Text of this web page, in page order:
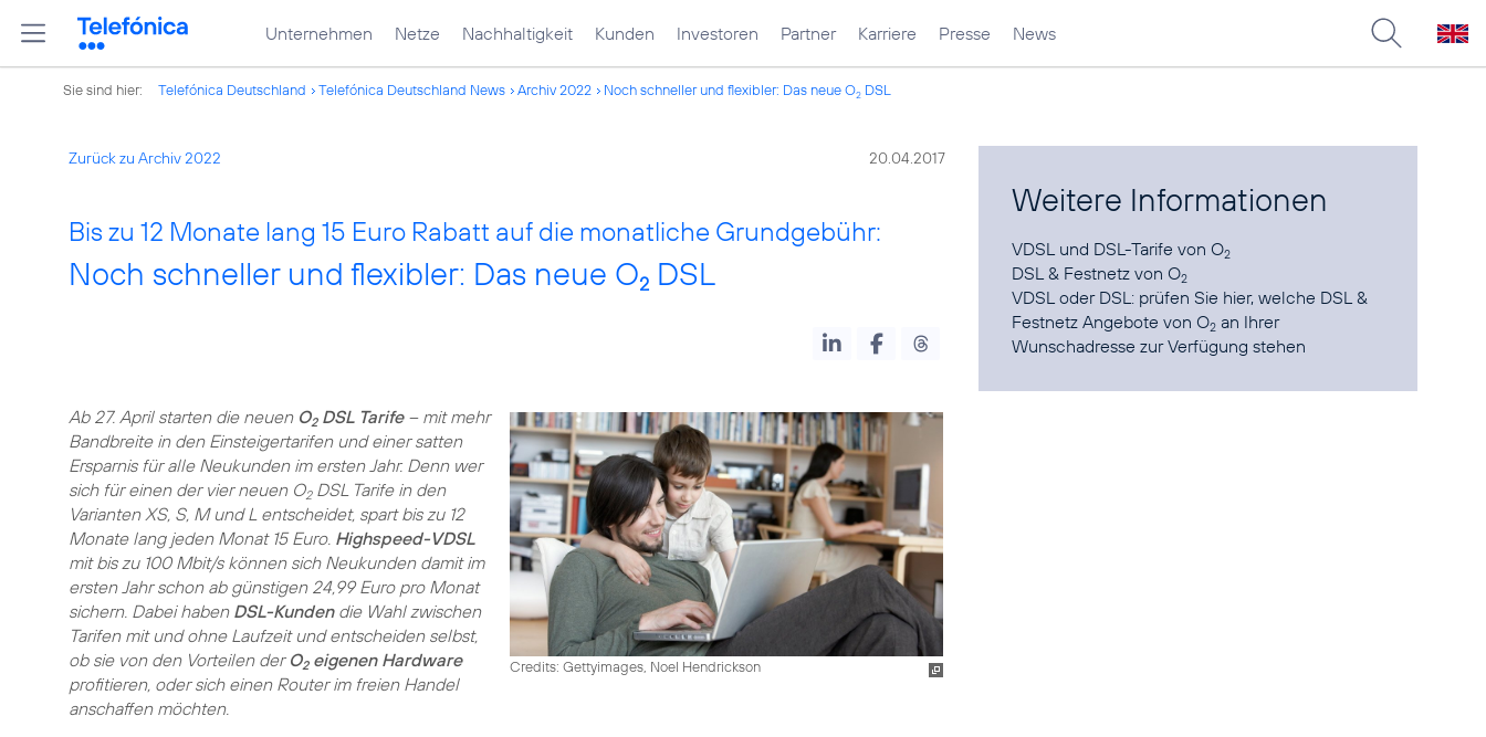
Unternehmen Netze Nachhaltigkeit Kunden Investoren Partner Karriere Presse News
Sie sind hier: Telefónica Deutschland Telefónica Deutschland News Archiv 2022 Noch schneller und flexibler: Das neue O2 DSL
Zurück zu Archiv 2022 20.04.2017
Bis zu 12 Monate lang 15 Euro Rabatt auf die monatliche Grundgebühr:
Noch schneller und flexibler: Das neue O2 DSL
Credits: Gettyimages, Noel Hendrickson
Ab 27. April starten die neuen O2DSL Tarife– mit mehr
Bandbreite in den Einsteigertarifen und einer satten
Ersparnis für alle Neukunden im ersten Jahr. Denn wer
sich für einen der vier neuen O2DSL Tarife in den
Varianten XS, S, M und L entscheidet, spart bis zu 12
Monate lang jeden Monat 15 Euro. Highspeed-VDSL
mit bis zu 100 Mbit/s können sich Neukunden damit im
ersten Jahr schon ab günstigen 24,99 Euro pro Monat
sichern. Dabei haben DSL-Kundendie Wahl zwischen
Tarifen mit und ohne Laufzeit und entscheiden selbst,
ob sie von den Vorteilen der O2eigenen Hardware
profitieren, oder sich einen Router im freien Handel
anschaffen möchten.
Weitere Informationen
VDSL und DSL-Tarife von O2
DSL & Festnetz von O2
VDSL oder DSL: prüfen Sie hier, welche DSL &
Festnetz Angebote von O2 an Ihrer
Wunschadresse zur Verfügung stehen